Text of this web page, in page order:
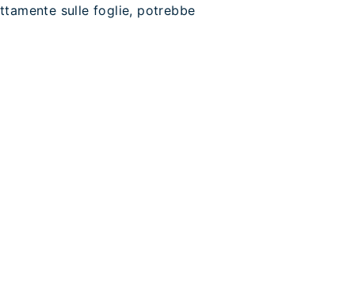
sulle foglie, potrebbe